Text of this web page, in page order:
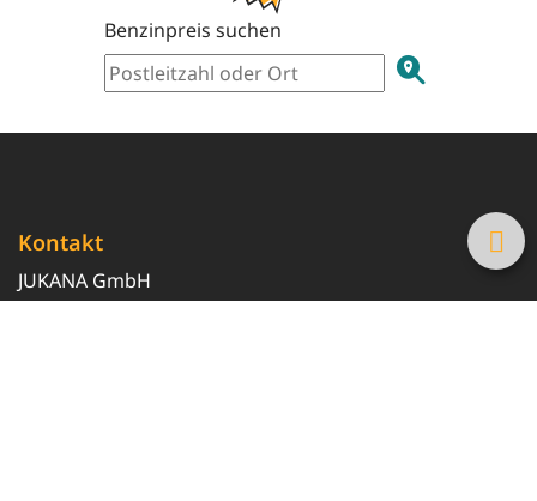
Benzinpreis suchen
Kontakt
JUKANA GmbH